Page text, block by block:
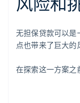
无担保贷款可以是
点也带来了巨大的
在探索这一方案之